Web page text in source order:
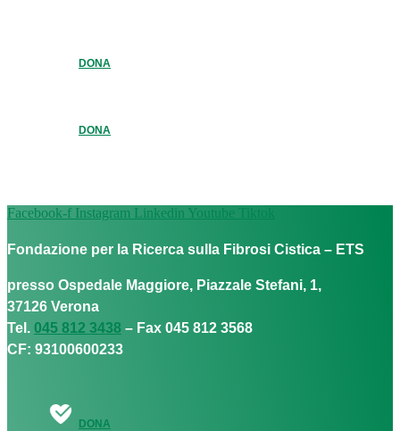
DONA
DONA
Facebook-f Instagram Linkedin Youtube Tiktok
Fondazione per la Ricerca sulla Fibrosi Cistica – ETS
presso Ospedale Maggiore, Piazzale Stefani, 1,
37126 Verona
Tel. 045 812 3438 – Fax 045 812 3568
CF: 93100600233
DONA